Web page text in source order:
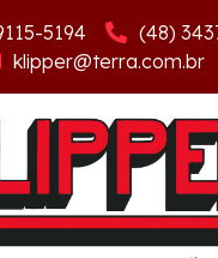
5194
(48)
klipper@terra.com.br